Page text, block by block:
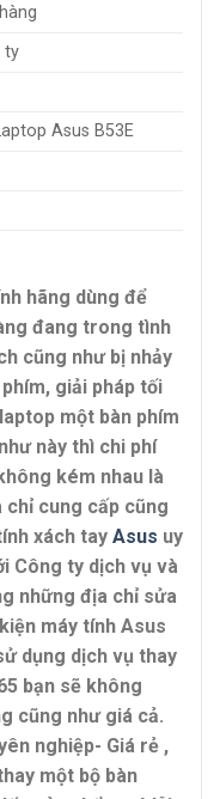
ty
Asus B53E
hãng dùng để
đang trong tình
cũng như bị nhảy
giải pháp tối
một bàn phím
này thì chi phí
kém nhau là
chỉ cung cấp cũng
xách tay Asus uy
Công ty dịch vụ và
những địa chỉ sửa
máy tính Asus
dụng dịch vụ thay
bạn sẽ không
cũng như giá cả.
nghiệp- Giá rẻ ,
một bộ bàn